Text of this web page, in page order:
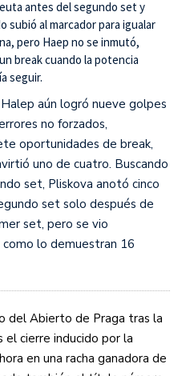
September 21,
antes del segundo set y
subió al marcador para igualar
pero Haep no se inmutó,
break cuando la potencia
seguir.
aún logró nueve golpes
no forzados,
oportunidades de break,
uno de cuatro. Buscando
set, Pliskova anotó cinco
set solo después de
set, pero se vio
lo demuestran 16
del Abierto de Praga tras la
el cierre inducido por la
en una racha ganadora de